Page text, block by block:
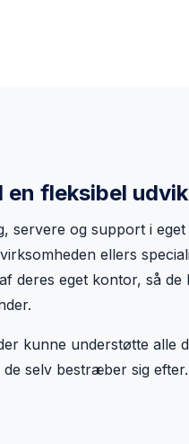
fleksibel
servere og support i
ellers
deres eget kontor, så
kunne understøtte alle
selv bestræber sig